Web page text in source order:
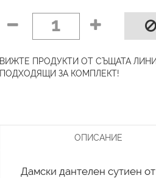
1
ВИЖТЕ ПРОДУКТИ ОТ СЪЩАТА
ПОДХОДЯЩИ ЗА КОМПЛЕКТ!
ОПИСАНИЕ
Дамски дантелен сутиен